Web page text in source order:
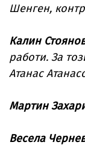
Шенген,
Калин
работи. За
Атанас
Мартин
Весела